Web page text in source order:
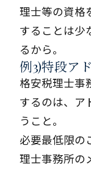
理士等の資格
することは少
るから。
例3)特段ア
格安税理士事
するのは、ア
うこと。
必要最低限の
理士事務所の